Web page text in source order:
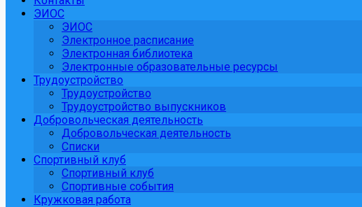
ЭИОС
ЭИОС
Электронное расписание
Электронная библиотека
Электронные образовательные ресурсы
Трудоустройство
Трудоустройство
Трудоустройство выпускников
Добровольческая деятельность
Добровольческая деятельность
Списки
Спортивный клуб
Спортивный клуб
Спортивные события
Кружковая работа